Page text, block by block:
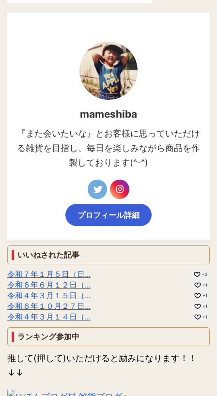
mameshiba
『また会いたいな』とお客様に思っていただけ
る雑貨を目指し、毎日を楽しみながら商品を作
製しております(^-^)
プロフィール詳細
いいねされた記事
令和７年１月５日（日...
+2
令和６年６月１２日（... +1
令和４年３月１５日（... +1
令和６年１０月２７日... +1
令和４年３月１４日（... +1
ランキング参加中
推して(押して)いただけると励みになります！！
↓↓